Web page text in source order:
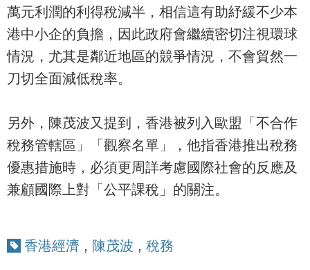
萬元利潤的利得稅減半，相信這有助紓緩不少本
港中小企的負擔，因此政府會繼續密切注視環球
情況，尤其是鄰近地區的競爭情況，不會貿然一
刀切全面減低稅率。
另外，陳茂波又提到，香港被列入歐盟「不合作
稅務管轄區」「觀察名單」，他指香港推出稅務
優惠措施時，必須更周詳考慮國際社會的反應及
兼顧國際上對「公平課稅」的關注。
香港經濟 , 陳茂波 , 稅務